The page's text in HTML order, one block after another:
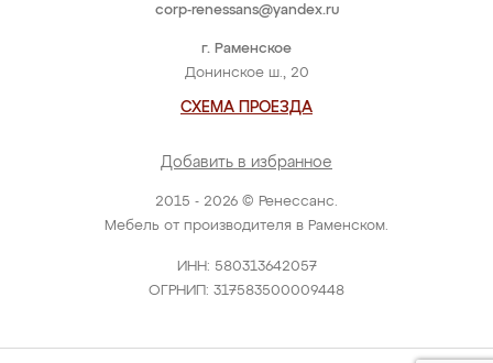
2015 - 2026 © Ренессанс.
Мебель от производителя в Раменском.
ИНН: 580313642057
ОГРНИП: 317583500009448
г. Раменское
Донинское ш., 20
СХЕМА ПРОЕЗДА
Добавить в избранное
corp-renessans@yandex.ru